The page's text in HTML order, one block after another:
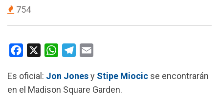
754
c
e
W
a
t
l
e
a
i
Es oficial: Jon Jonesy Stipe Miocic se encontrarán
en el Madison Square Garden.